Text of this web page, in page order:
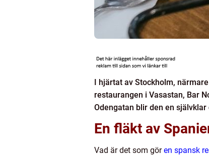
I hjärtat av Stockholm,
restaurangen i Vasastan, Bar
Odengatan blir den en
En fläkt av
Vad är det som gören spansk